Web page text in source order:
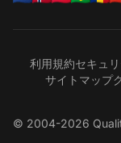
利用規約セキュ
サイトマップ
© 2004-2026